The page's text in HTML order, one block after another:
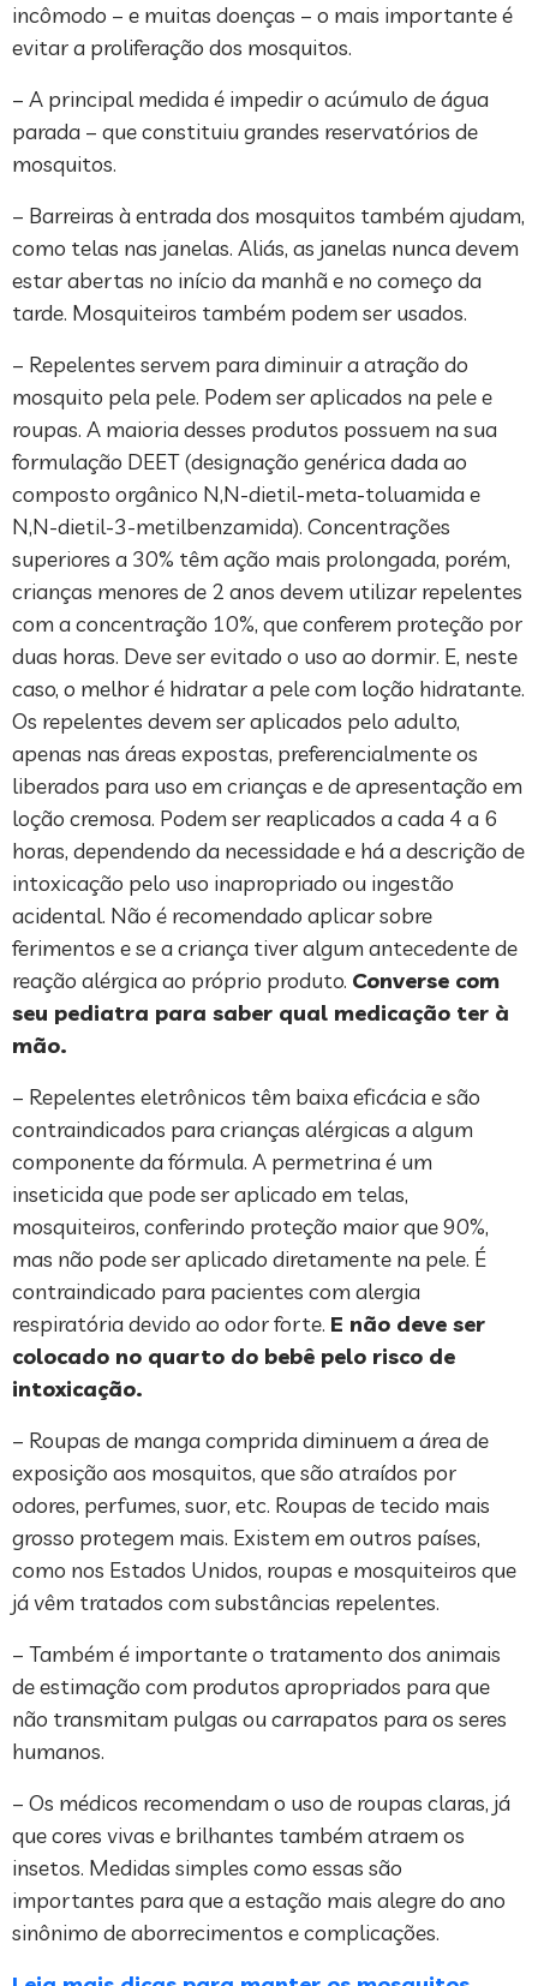
incômodo – e muitas doenças – o mais importante é
evitar a proliferação dos mosquitos.
– A principal medida é impedir o acúmulo de água
parada – que constituiu grandes reservatórios de
mosquitos.
– Barreiras à entrada dos mosquitos também ajudam,
como telas nas janelas. Aliás, as janelas nunca devem
estar abertas no início da manhã e no começo da
tarde. Mosquiteiros também podem ser usados.
– Repelentes servem para diminuir a atração do
mosquito pela pele. Podem ser aplicados na pele e
roupas. A maioria desses produtos possuem na sua
formulação DEET (designação genérica dada ao
composto orgânico N,N-dietil-meta-toluamida e
N,N-dietil-3-metilbenzamida). Concentrações
superiores a 30% têm ação mais prolongada, porém,
crianças menores de 2 anos devem utilizar repelentes
com a concentração 10%, que conferem proteção por
duas horas. Deve ser evitado o uso ao dormir. E, neste
caso, o melhor é hidratar a pele com loção hidratante.
Os repelentes devem ser aplicados pelo adulto,
apenas nas áreas expostas, preferencialmente os
liberados para uso em crianças e de apresentação em
loção cremosa. Podem ser reaplicados a cada 4 a 6
horas, dependendo da necessidade e há a descrição de
intoxicação pelo uso inapropriado ou ingestão
acidental. Não é recomendado aplicar sobre
ferimentos e se a criança tiver algum antecedente de
reação alérgica ao próprio produto. Converse com
seu pediatra para saber qual medicação ter à
mão.
– Repelentes eletrônicos têm baixa eficácia e são
contraindicados para crianças alérgicas a algum
componente da fórmula. A permetrina é um
inseticida que pode ser aplicado em telas,
mosquiteiros, conferindo proteção maior que 90%,
mas não pode ser aplicado diretamente na pele. É
contraindicado para pacientes com alergia
respiratória devido ao odor forte. E não deve ser
colocado no quarto do bebê pelo risco de
intoxicação.
– Roupas de manga comprida diminuem a área de
exposição aos mosquitos, que são atraídos por
odores, perfumes, suor, etc. Roupas de tecido mais
grosso protegem mais. Existem em outros países,
como nos Estados Unidos, roupas e mosquiteiros que
já vêm tratados com substâncias repelentes.
– Também é importante o tratamento dos animais
de estimação com produtos apropriados para que
não transmitam pulgas ou carrapatos para os seres
humanos.
– Os médicos recomendam o uso de roupas claras, já
que cores vivas e brilhantes também atraem os
insetos. Medidas simples como essas são
importantes para que a estação mais alegre do ano
sinônimo de aborrecimentos e complicações.